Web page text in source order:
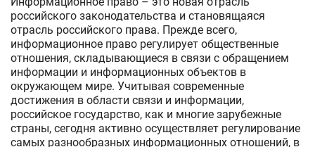
российского законодательства и становящаяся
отрасль российского права. Прежде всего,
информационное право регулирует общественные
отношения, складывающиеся в связи с обращением
информации и информационных объектов в
окружающем мире. Учитывая современные
достижения в области связи и информации,
российское государство, как и многие зарубежные
страны, сегодня активно осуществляет регулирование
самых разнообразных информационных отношений, в